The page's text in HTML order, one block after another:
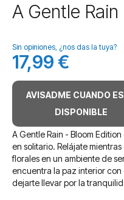
Saltar
al
de
la
galería
de
imágenes
A Gentle
Sin opiniones, ¿nos das la tuya?
17,99 €
AVISADME CUANDO
DISPONIBLE
A Gentle Rain - Bloom
en solitario. Relájate
florales en un ambiente de
encuentra la paz interior con
dejarte llevar por la